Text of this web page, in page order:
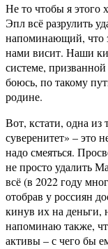
Не то чтобы я этого
Эпл всё разрулить
напоминающий, что
нами висит. Наши
системе,
боюсь, по такому
родине.
Вот, кстати, одна
суверенитет» – это
надо смеяться.
не просто удалить
всё (в 2022 году
отобрав у россиян
кинув их на деньги,
напоминаю также,
активы – с чего бы